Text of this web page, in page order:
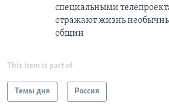
специальными
отражают жизнь
общин
This item is part of
Темы дня Россия